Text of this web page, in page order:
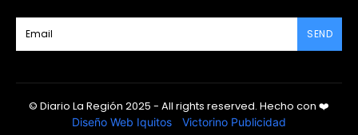
SEND
© Diario La Región 2025 - All rights reserved. Hecho con ❤️
Diseño Web Iquitos Victorino Publicidad